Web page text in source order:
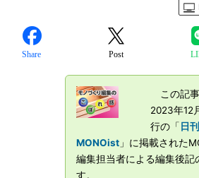
Share Post
この記事
2023年12
行の「 日刊
MONOist」に掲載された
編集担当者による編集後記
す。